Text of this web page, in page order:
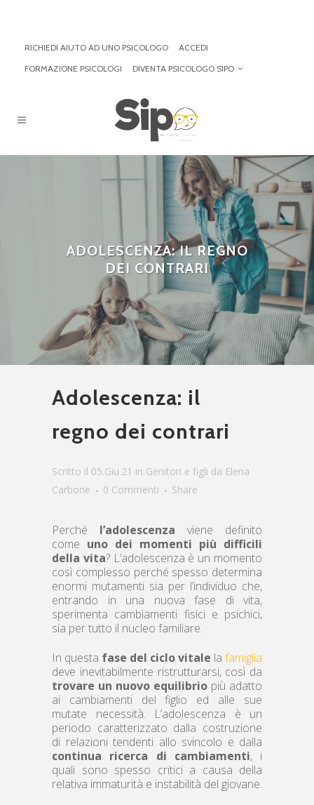
RICHIEDI AIUTO AD UNO PSICOLOGO
ACCEDI
FORMAZIONE PSICOLOGI
DIVENTA PSICOLOGO SIPO
ADOLESCENZA: IL REGNO
DEI CONTRARI
Adolescenza: il
regno dei contrari
Scritto il 05.Giu.21 in Genitori e figli da Elena
Carbone
0 Commenti Share
Perché l’adolescenza viene definito
come uno dei momenti più difficili
della vita? L’adolescenza è un momento
così complesso perché spesso determina
enormi mutamenti sia per l’individuo che,
entrando in una nuova fase di vita,
sperimenta cambiamenti fisici e psichici,
sia per tutto il nucleo familiare.
In questa fase del ciclo vitale la famiglia
deve inevitabilmente ristrutturarsi, così da
trovare un nuovo equilibrio più adatto
ai cambiamenti del figlio ed alle sue
mutate necessità. L’adolescenza è un
periodo caratterizzato dalla costruzione
di relazioni tendenti allo svincolo e dalla
continua ricerca di cambiamenti, i
quali sono spesso critici a causa della
relativa immaturità e instabilità del giovane.